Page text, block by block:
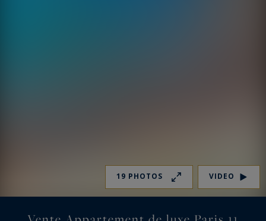
19 PHOTOS VIDEO